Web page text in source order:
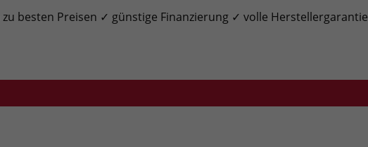
zu besten Preisen ✓ günstige Finanzierung ✓ volle Herstellergarantie